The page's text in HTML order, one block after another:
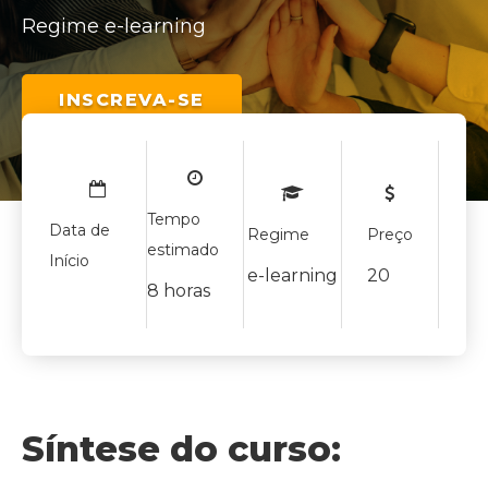
Regime e-learning
INSCREVA-SE
Data de
Início
Tempo
estimado
8 horas
Regime
e-learning
Preço
20
Síntese do curso: